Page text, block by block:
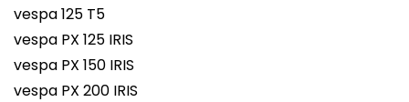
vespa 125 T5
vespa PX 125 IRIS
vespa PX 150 IRIS
vespa PX 200 IRIS